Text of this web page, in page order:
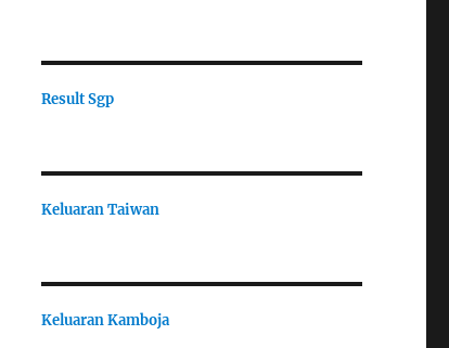
Result Sgp
Keluaran Taiwan
Keluaran Kamboja